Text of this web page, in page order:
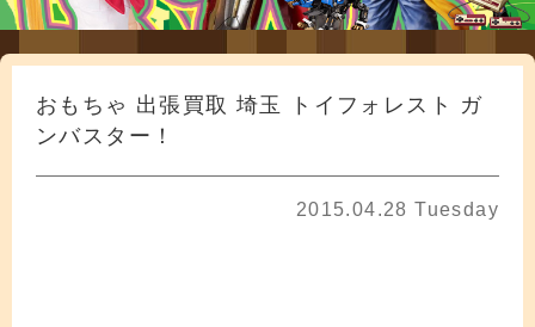
おもちゃ 出張買取 埼玉 トイフォレスト ガ
ンバスター！
2015.04.28 Tuesday